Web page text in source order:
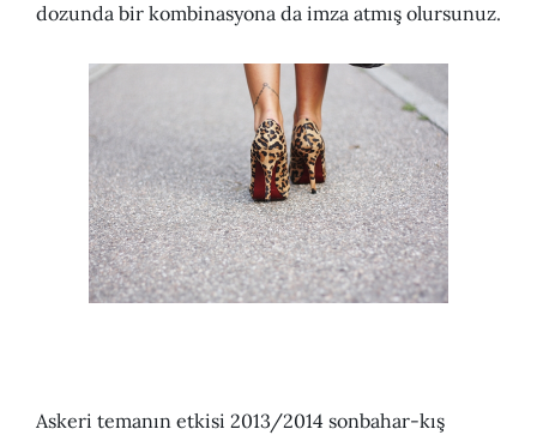
dozunda bir kombinasyona da imza atmış olursunuz.
Askeri temanın etkisi 2013/2014 sonbahar-kış